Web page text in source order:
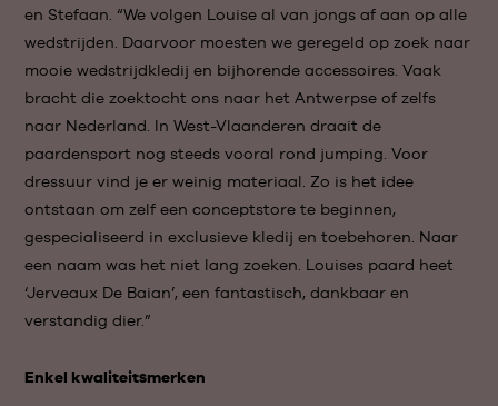
en Stefaan. “We volgen Louise al van jongs af aan op alle
wedstrijden. Daarvoor moesten we geregeld op zoek naar
mooie wedstrijdkledij en bijhorende accessoires. Vaak
bracht die zoektocht ons naar het Antwerpse of zelfs
naar Nederland. In West-Vlaanderen draait de
paardensport nog steeds vooral rond jumping. Voor
dressuur vind je er weinig materiaal. Zo is het idee
ontstaan om zelf een conceptstore te beginnen,
gespecialiseerd in exclusieve kledij en toebehoren. Naar
een naam was het niet lang zoeken. Louises paard heet
‘Jerveaux De Baian’, een fantastisch, dankbaar en
verstandig dier.”
Enkel kwaliteitsmerken